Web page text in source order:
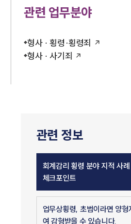
관련 업무분야
형사 · 횡령·횡령죄
형사 · 사기죄
관련 정보
회계감리 횡령 분야 지적 사례
체크포인트
업무상횡령, 초범이라면 양형
여 감형받을 수 있습니다.